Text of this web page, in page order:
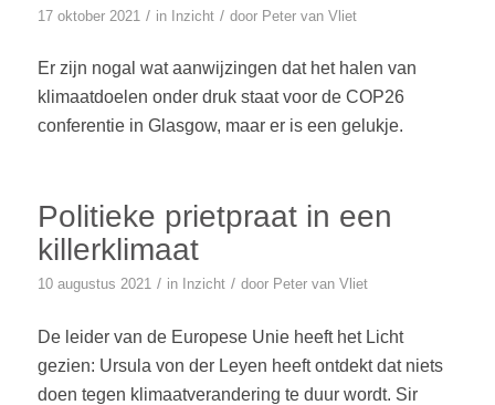
17 oktober 2021 / in Inzicht / door Peter van Vliet
Er zijn nogal wat aanwijzingen dat het halen van
klimaatdoelen onder druk staat voor de COP26
conferentie in Glasgow, maar er is een gelukje.
Politieke prietpraat in een
killerklimaat
10 augustus 2021 / in Inzicht / door Peter van Vliet
De leider van de Europese Unie heeft het Licht
gezien: Ursula von der Leyen heeft ontdekt dat niets
doen tegen klimaatverandering te duur wordt. Sir